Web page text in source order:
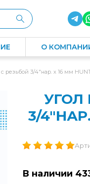
О
резьбой 3/4"нар. х 16 мм
УГОЛ
3/
В наличии